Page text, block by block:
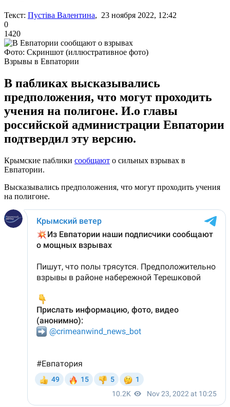
Текст: Пустіва Валентина, 23 ноября 2022, 12:42
0
1420
Фото: Скриншот (иллюстративное фото)
Взрывы в Евпатории
В пабликах высказывались
предположения, что могут проходить
учения на полигоне. И.о главы
российской администрации Евпатории
подтвердил эту версию.
Крымские паблики сообщают о сильных взрывах в
Евпатории.
Высказывались предположения, что могут проходить учения
на полигоне.